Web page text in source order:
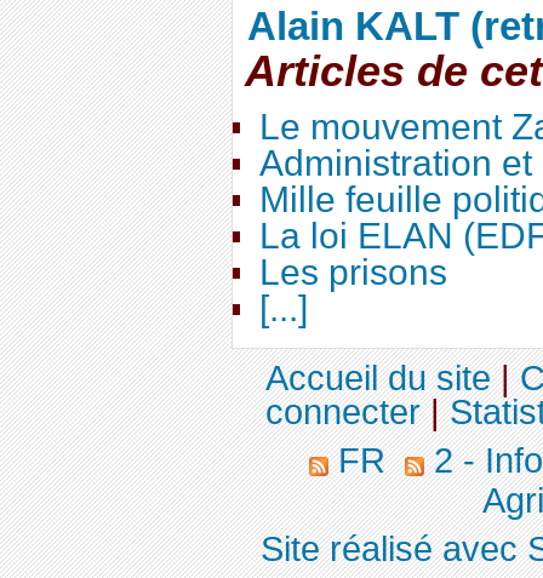
Alain KALT
Articles de
Le mouvement
Administration
Mille feuille
La loi ELAN
Les prisons
[...]
Accueil du site|
connecter|
FR
2 -
Site réalisé avec